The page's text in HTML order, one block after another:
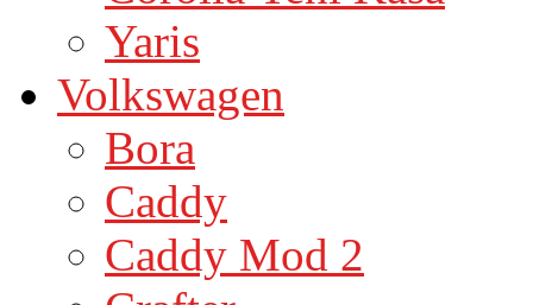
Yaris
Volkswagen
Bora
Caddy
Caddy Mod 2